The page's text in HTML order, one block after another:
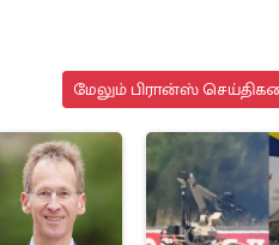
மேலும் பிரான்ஸ்